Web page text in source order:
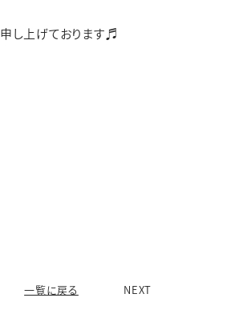
し上げております♬
一覧に戻る NEXT